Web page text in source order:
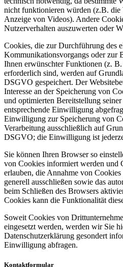
nicht funktionieren würden (z.B.
Anzeige von Videos). Andere
Nutzerverhalten auszuwerten oder
Cookies, die zur Durchführung des
Kommunikationsvorgangs oder zur
Ihnen erwünschter Funktionen (z.
erforderlich sind, werden auf
DSGVO gespeichert. Der
Interesse an der Speicherung von
und optimierten Bereitstellung
entsprechende Einwilligung
Einwilligung zur Speicherung von
Verarbeitung ausschließlich auf
DSGVO; die Einwilligung ist
Sie können Ihren Browser so
von Cookies informiert werden und
erlauben, die Annahme von
generell ausschließen sowie das
beim Schließen des Browsers
Cookies kann die Funktionalität
Soweit Cookies von
eingesetzt werden, werden wir Sie
Datenschutzerklärung gesondert
Einwilligung abfragen.
Kontaktformular